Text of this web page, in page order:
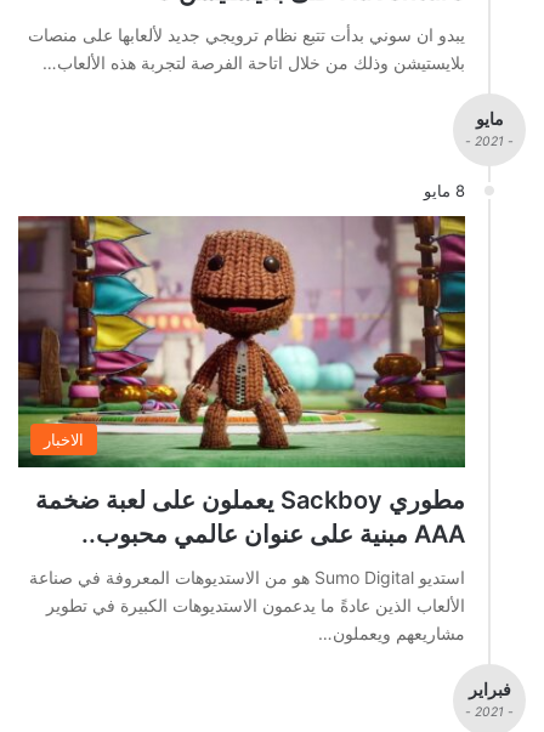
يبدو ان سوني بدأت تتبع نظام ترويجي جديد لألعابها على منصات
بلايستيشن وذلك من خلال اتاحة الفرصة لتجربة هذه الألعاب…
مايو
- 2021 -
8 مايو
الاخبار
مطوري Sackboy يعملون على لعبة ضخمة
AAA مبنية على عنوان عالمي محبوب..
استديو Sumo Digital هو من الاستديوهات المعروفة في صناعة
الألعاب الذين عادةً ما يدعمون الاستديوهات الكبيرة في تطوير
مشاريعهم ويعملون…
فبراير
- 2021 -